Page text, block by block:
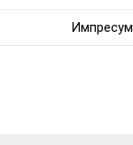
Импресум